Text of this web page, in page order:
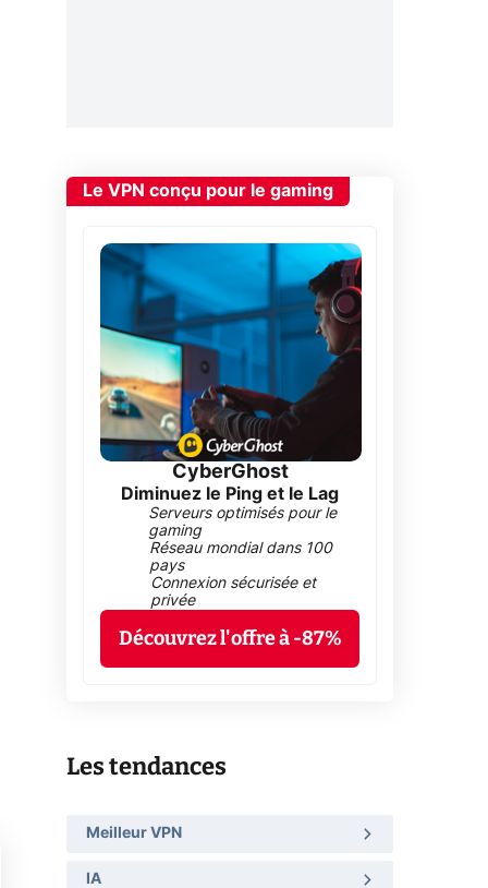
Le VPN conçu pour le gaming
CyberGhost
Diminuez le Ping et le Lag
Serveurs optimisés pour le
gaming
Réseau mondial dans 100
pays
Connexion sécurisée et
privée
Découvrez l'offre à -87%
Les tendances
Meilleur VPN
IA